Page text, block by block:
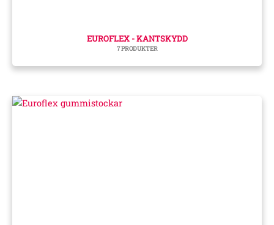
EUROFLEX - KANTSKYDD
7 PRODUKTER